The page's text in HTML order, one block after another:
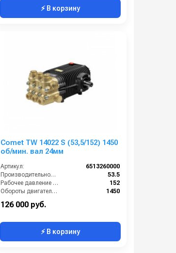
⚡ В корзину
Comet TW 14022 S (53,5/152) 1450
об/мин. вал 24мм
Артикул:
6513260000
Производительность (л/мин):
53.5
Рабочее давление (бар):
152
Обороты двигателя (об/мин):
1450
126 000 руб.
⚡ В корзину